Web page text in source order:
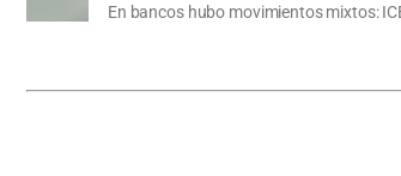
En bancos hubo movimientos mixtos: